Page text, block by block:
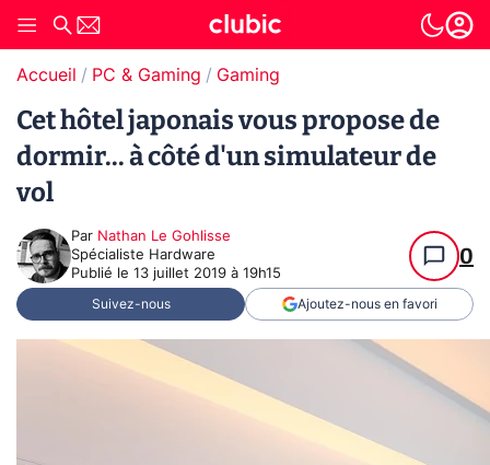
Accueil PC & Gaming Gaming
Cet hôtel japonais vous propose de
dormir... à côté d'un simulateur de
vol
Par Nathan Le Gohlisse
Spécialiste Hardware
Publié le 13 juillet 2019 à 19h15
0
Suivez-nous Ajoutez-nous en favori